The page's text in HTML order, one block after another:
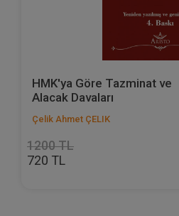
HMK'ya Göre Tazminat ve
Alacak Davaları
Çelik Ahmet ÇELIK
1200 TL
720 TL